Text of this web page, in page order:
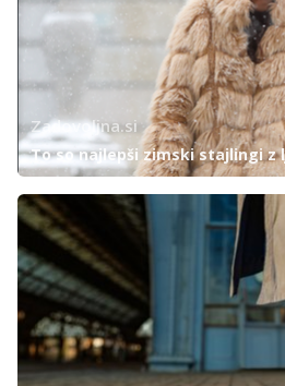
Zadovoljna.si
To so najlepši zimski stajlingi z